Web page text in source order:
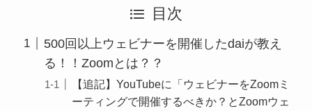
目次
500回以上ウェビナーを開催したdaiが教え
る！！Zoomとは？？
【追記】YouTubeに「ウェビナーをZoomミ
ーティングで開催するべきか？とZoomウェ